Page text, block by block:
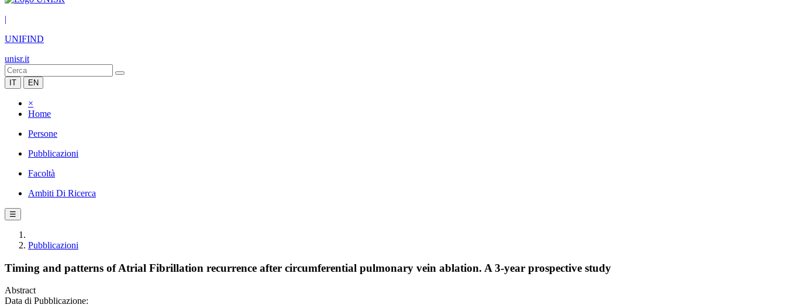
|
UNIFIND
unisr.it
IT EN
×
Home
Persone
Pubblicazioni
Facoltà
Ambiti Di Ricerca
☰
Pubblicazioni
Timing and patterns of Atrial Fibrillation recurrence after circumferential pulmonary vein ablation. A 3-year prospective study
Abstract
Data di Pubblicazione: